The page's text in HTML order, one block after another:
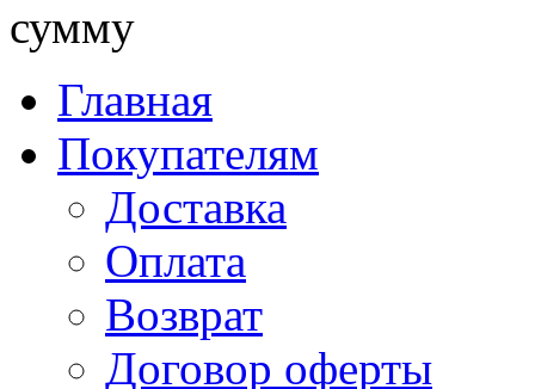
сумму
Главная
Покупателям
Доставка
Оплата
Возврат
Договор оферты